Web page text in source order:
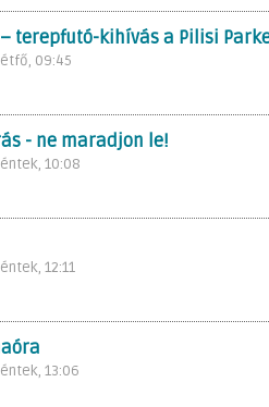
terepfutó-kihívás a Pilisi
09:45
- ne maradjon le!
10:08
12:11
13:06